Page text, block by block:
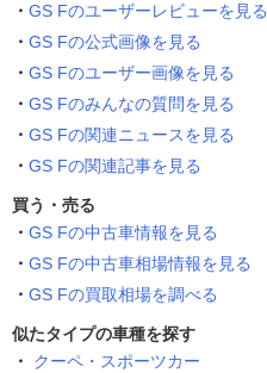
GS Fのユーザーレビューを見る
GS Fの公式画像を見る
GS Fのユーザー画像を見る
GS Fのみんなの質問を見る
GS Fの関連ニュースを見る
GS Fの関連記事を見る
買う・売る
GS Fの中古車情報を見る
GS Fの中古車相場情報を見る
GS Fの買取相場を調べる
似たタイプの車種を探す
クーペ・スポーツカー